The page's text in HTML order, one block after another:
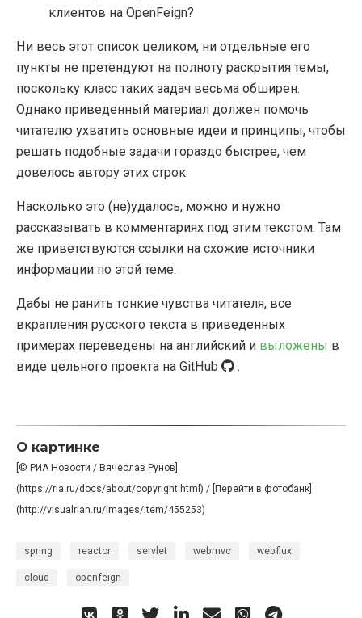
клиентов на OpenFeign?
Ни весь этот список целиком, ни отдельные его
пункты не претендуют на полноту раскрытия темы,
поскольку класс таких задач весьма обширен.
Однако приведенный материал должен помочь
читателю ухватить основные идеи и принципы, чтобы
решать подобные задачи гораздо быстрее, чем
довелось автору этих строк.
Насколько это (не)удалось, можно и нужно
рассказывать в комментариях под этим текстом. Там
же приветствуются ссылки на схожие источники
информации по этой теме.
Дабы не ранить тонкие чувства читателя, все
вкрапления русского текста в приведенных
примерах переведены на английский и выложены в
виде цельного проекта на GitHub
.
О картинке
[© РИА Новости / Вячеслав Рунов]
(https://ria.ru/docs/about/copyright.html) / [Перейти в фотобанк]
(http://visualrian.ru/images/item/455253)
spring reactor servlet webmvc webflux
cloud openfeign